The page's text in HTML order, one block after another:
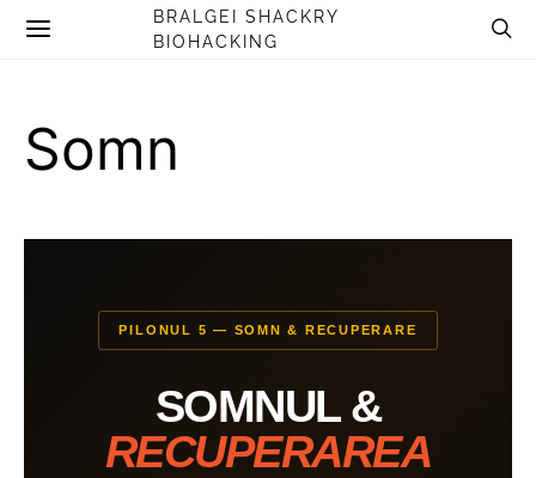
BRALGEI SHACKRY
BIOHACKING
Somn
PILONUL 5 — SOMN & RECUPERARE
SOMNUL &
RECUPERAREA